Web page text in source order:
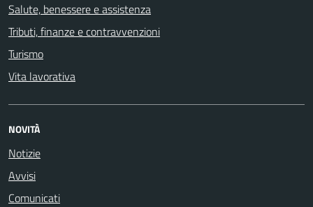
Salute, benessere e assistenza
Tributi, finanze e contravvenzioni
Turismo
Vita lavorativa
NOVITÀ
Notizie
Avvisi
Comunicati